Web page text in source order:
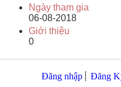
Ngày tham gia
06-08-2018
Giới thiệu
0
Đăng nhập Đăng